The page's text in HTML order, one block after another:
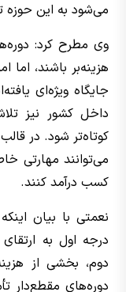
می‌شود به این حوزه
وی مطرح کرد:
هزینه‌بر باشند،
جایگاه ویژه‌ای
داخل کشور نیز
می‌توانند مهارتی
کسب درآمد کنند.
نعمتی با بیان
درجه اول به
دوم، بخشی از
دوره‌های مقطع‌دار